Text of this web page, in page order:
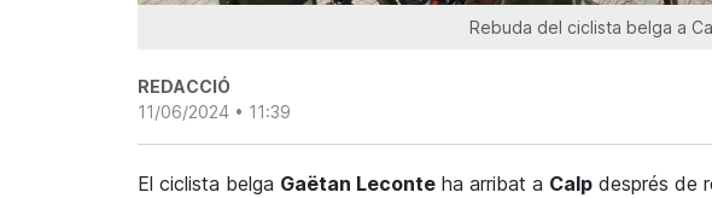
Rebuda del ciclista belga a
REDACCIÓ
11/06/2024 • 11:39
El ciclista belga Gaëtan Leconte ha arribat a Calp després de